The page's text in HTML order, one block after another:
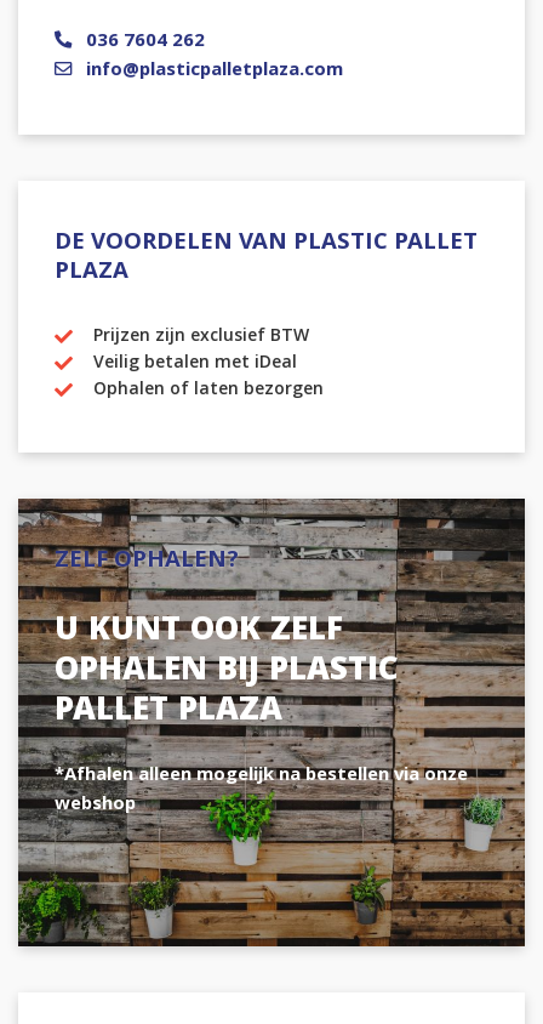
036 7604 262
info@plasticpalletplaza.com
DE VOORDELEN VAN PLASTIC PALLET
PLAZA
Prijzen zijn exclusief BTW
Veilig betalen met iDeal
Ophalen of laten bezorgen
ZELF OPHALEN?
U KUNT OOK ZELF
OPHALEN BIJ PLASTIC
PALLET PLAZA
*Afhalen alleen mogelijk na bestellen via onze
webshop